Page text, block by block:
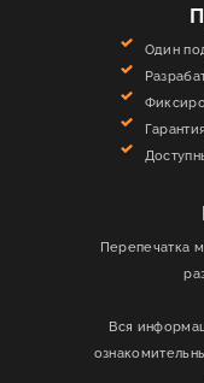
Один
Перепечатка
Вся